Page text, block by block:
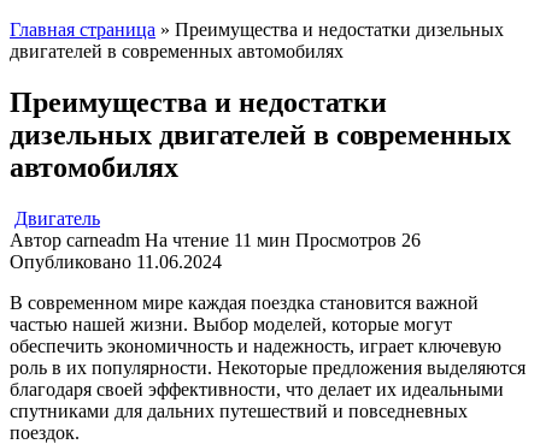
Главная страница » Преимущества и недостатки дизельных
двигателей в современных автомобилях
Преимущества и недостатки
дизельных двигателей в современных
автомобилях
Двигатель
Автор carneadm На чтение 11 мин Просмотров 26
Опубликовано 11.06.2024
В современном мире каждая поездка становится важной
частью нашей жизни. Выбор моделей, которые могут
обеспечить экономичность и надежность, играет ключевую
роль в их популярности. Некоторые предложения выделяются
благодаря своей эффективности, что делает их идеальными
спутниками для дальних путешествий и повседневных
поездок.